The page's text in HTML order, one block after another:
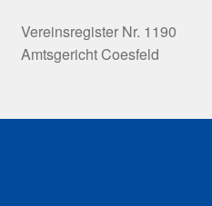
Vereinsregister Nr. 1190
Amtsgericht Coesfeld